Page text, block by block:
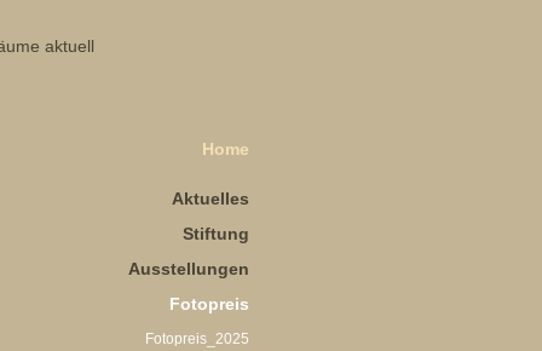
Home
Aktuelles
Stiftung
Ausstellungen
Fotopreis
Fotopreis_2025